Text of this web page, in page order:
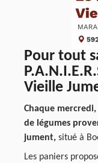
Pour tout
Vieille
Chaque mercredi,
de légumes
jument, situé à
Les paniers